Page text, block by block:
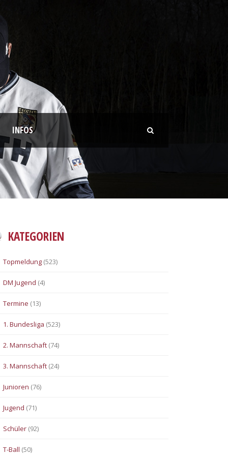
INFOS
KATEGORIEN
Topmeldung (523)
DM Jugend (4)
Termine (13)
1. Bundesliga (523)
2. Mannschaft (74)
3. Mannschaft (24)
Junioren (76)
Jugend (71)
Schüler (92)
T-Ball (50)